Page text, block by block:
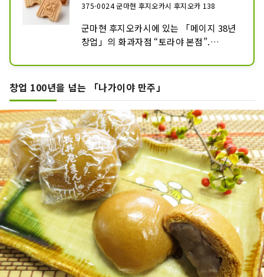
375-0024 군마현 후지오카시 후지오카 138
군마현 후지오카시에 있는 「메이지 38년
창업」의 화과자점 “토라야 본점”.
되는 기와로, 액막이나 장식을 목적으로 하
고 있습니다.
「귀신 사브레」는 그 귀와를 본뜬 가운데
의 피부에 사브레를 채워 제작하고 있습니
다.
또, 「귀신 사브레」에 비터인 쿠벨츄르
스위트 초콜릿을 사용해 창작한
「chocolate 귀신 사브레」도 추천입니
다.
인터넷에서도 구입할 수 있습니다.
호랑이집 본점 2층에는 호랑이집 Cafe도
있습니다.
창업 100년을 넘는 「나가이야 만주」